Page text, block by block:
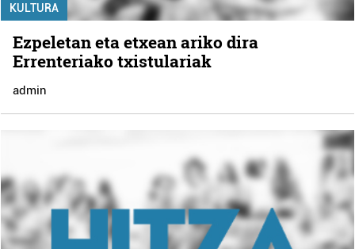
KULTURA
Ezpeletan eta etxean ariko dira
Errenteriako txistulariak
admin